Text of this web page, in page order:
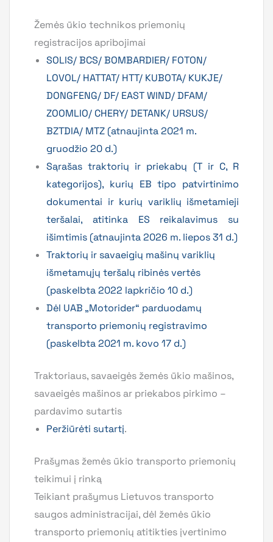
Žemės ūkio technikos priemonių
registracijos apribojimai
SOLIS/ BCS/ BOMBARDIER/ FOTON/
LOVOL/ HATTAT/ HTT/ KUBOTA/ KUKJE/
DONGFENG/ DF/ EAST WIND/ DFAM/
ZOOMLIO/ CHERY/ DETANK/ URSUS/
BZTDIA/ MTZ (atnaujinta 2021 m.
gruodžio 20 d.)
Sąrašas traktorių ir priekabų (T ir C, R
kategorijos), kurių EB tipo patvirtinimo
dokumentai ir kurių variklių išmetamieji
teršalai, atitinka ES reikalavimus su
išimtimis (atnaujinta 2026 m. liepos 31 d.)
Traktorių ir savaeigių mašinų variklių
išmetamųjų teršalų ribinės vertės
(paskelbta 2022 lapkričio 10 d.)
Dėl UAB „Motorider“ parduodamų
transporto priemonių registravimo
(paskelbta 2021 m. kovo 17 d.)
Traktoriaus, savaeigės žemės ūkio mašinos,
savaeigės mašinos ar priekabos pirkimo –
pardavimo sutartis
Peržiūrėti sutartį.
Prašymas žemės ūkio transporto priemonių
teikimui į rinką
Teikiant prašymus Lietuvos transporto
saugos administracijai, dėl žemės ūkio
transporto priemonių atitikties įvertinimo